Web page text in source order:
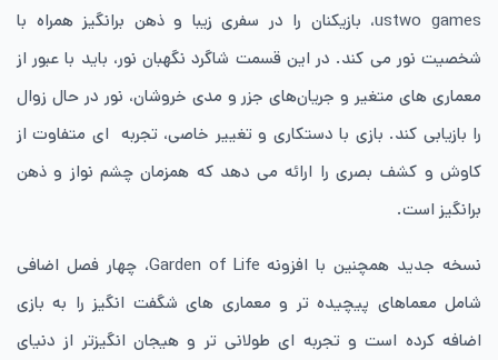
ustwo games، بازیکنان را در سفری زیبا و ذهن برانگیز همراه با
شخصیت نور می کند. در این قسمت شاگرد نگهبان نور، باید با عبور از
معماری های متغیر و جریان‌های جزر و مدی خروشان، نور در حال زوال
را بازیابی کند. بازی با دستکاری و تغییر خاصی، تجربه ای متفاوت از
کاوش و کشف بصری را ارائه می دهد که همزمان چشم نواز و ذهن
برانگیز است.
نسخه جدید همچنین با افزونه Garden of Life، چهار فصل اضافی
شامل معماهای پیچیده تر و معماری های شگفت انگیز را به بازی
اضافه کرده است و تجربه ای طولانی تر و هیجان انگیزتر از دنیای